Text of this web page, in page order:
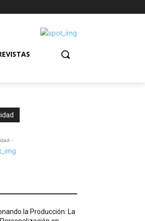
-
la Producción: La